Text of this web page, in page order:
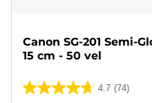
Canon SG-201 Semi-
15 cm - 50 vel
4.7 (74)
4.7